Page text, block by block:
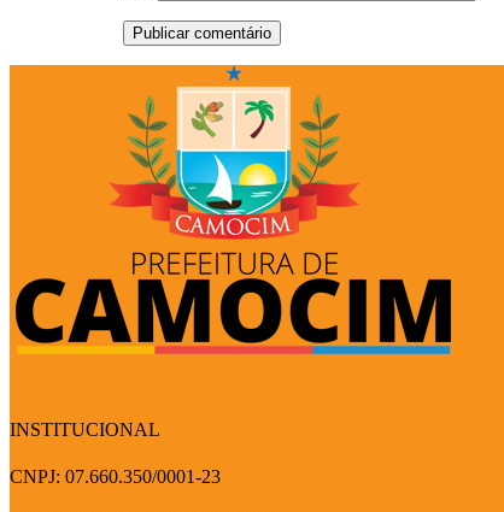
INSTITUCIONAL
CNPJ: 07.660.350/0001-23